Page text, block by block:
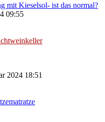
mit Kieselsol- ist das normal?
09:55
2024 18:51